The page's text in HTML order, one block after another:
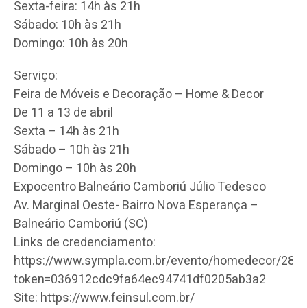
Sexta-feira: 14h às 21h
Sábado: 10h às 21h
Domingo: 10h às 20h
Serviço:
Feira de Móveis e Decoração – Home & Decor
De 11 a 13 de abril
Sexta – 14h às 21h
Sábado – 10h às 21h
Domingo – 10h às 20h
Expocentro Balneário Camboriú Júlio Tedesco
Av. Marginal Oeste- Bairro Nova Esperança –
Balneário Camboriú (SC)
Links de credenciamento:
https://www.sympla.com.br/evento/homedecor/
token=036912cdc9fa64ec94741df0205ab3a2
Site: https://www.feinsul.com.br/